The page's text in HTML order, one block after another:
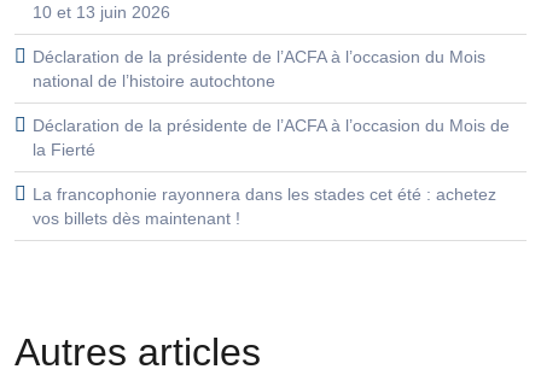
10 et 13 juin 2026
Déclaration de la présidente de l’ACFA à l’occasion du Mois
national de l’histoire autochtone
Déclaration de la présidente de l’ACFA à l’occasion du Mois de
la Fierté
La francophonie rayonnera dans les stades cet été : achetez
vos billets dès maintenant !
Autres articles